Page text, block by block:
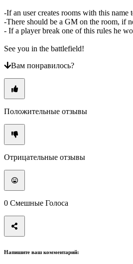
-If an user creates rooms with this
-There should be a GM on the room, if
- If a player break one of this rules he
See you in the battlefield!
Вам понравилось?
Положительные отзывы
Отрицательные отзывы
0 Смешные Голоса
Напишите ваш комментарий: